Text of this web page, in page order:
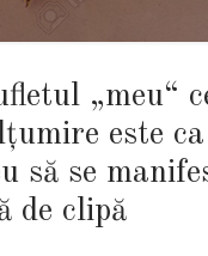
„meu“
este ca
să se
de clipă